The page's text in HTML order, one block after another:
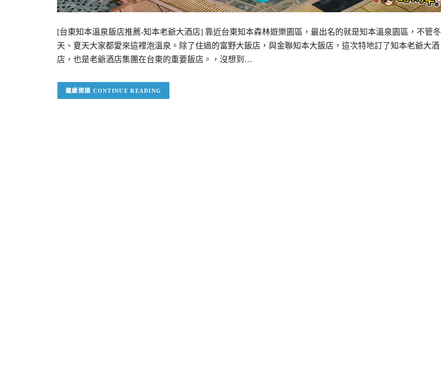
[台東知本溫泉飯店推薦-知本老爺大酒店] 靠近台東知本森林遊樂園區，最出名的就是知本溫泉園區，不管冬
天、夏天大家都愛來這裡泡溫泉。除了住過的富野大飯店，與金聯知本大飯店，這次特地訂了知本老爺大酒
店，也是老爺酒店集團在台東的重要飯店。，沒想到…
CONTINUE READING